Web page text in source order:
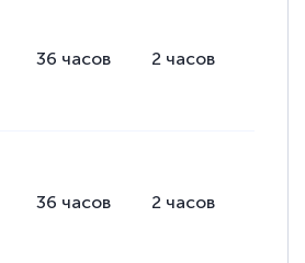
36 часов 2 часов
36 часов 2 часов